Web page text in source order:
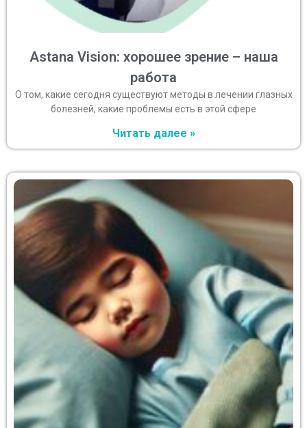
Astana Vision: хорошее зрение – наша
работа
О том, какие сегодня существуют методы в лечении глазных
болезней, какие проблемы есть в этой сфере
Читать далее »